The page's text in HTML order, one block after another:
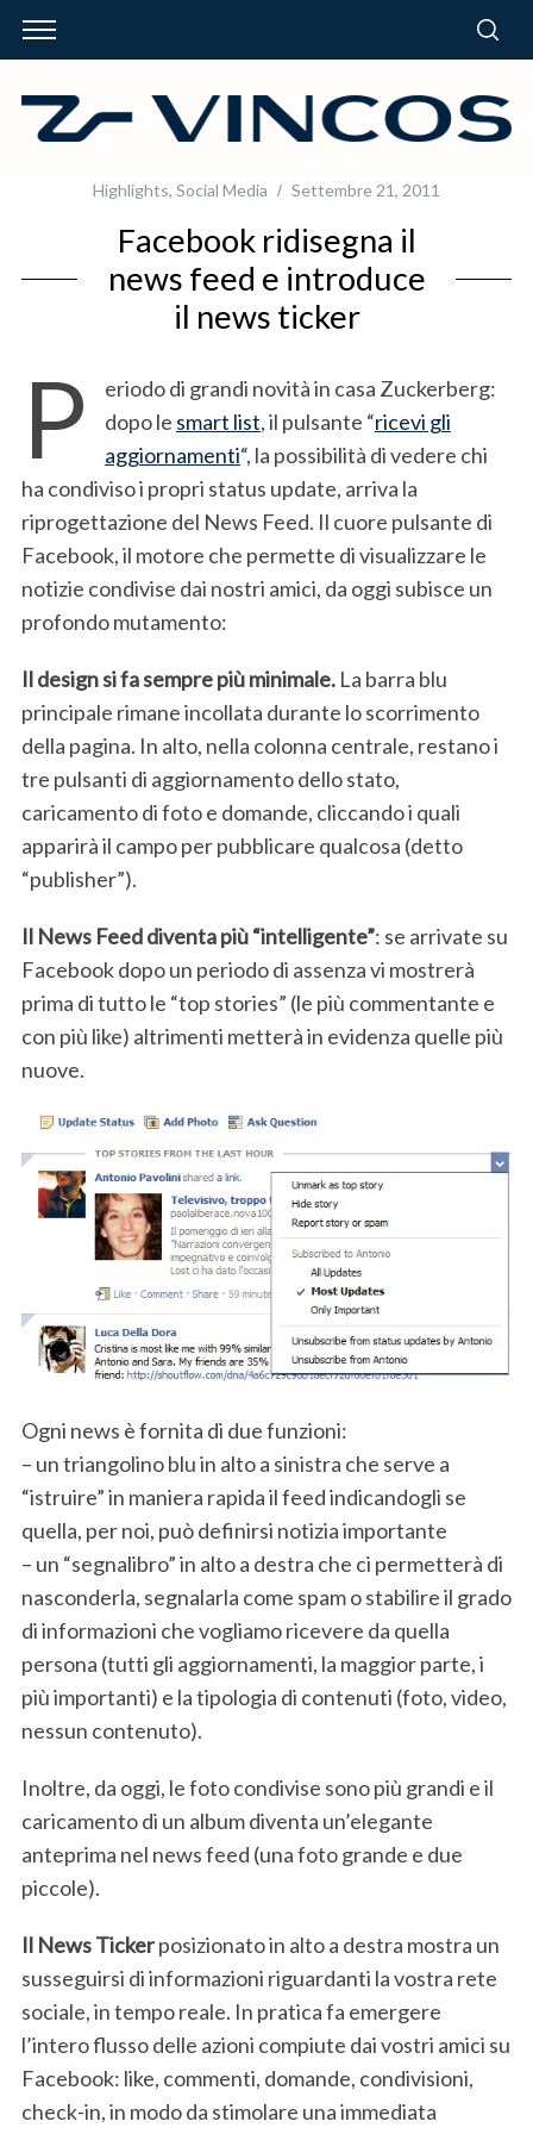
Highlights, Social Media Settembre 21, 2011
Facebook ridisegna il
news feed e introduce
il news ticker
P
eriodo di grandi novità in casa Zuckerberg:
dopo le smart list, il pulsante “ricevi gli
aggiornamenti“, la possibilità di vedere chi
ha condiviso i propri status update, arriva la
riprogettazione del News Feed. Il cuore pulsante di
Facebook, il motore che permette di visualizzare le
notizie condivise dai nostri amici, da oggi subisce un
profondo mutamento:
Il design si fa sempre più minimale.La barra blu
principale rimane incollata durante lo scorrimento
della pagina. In alto, nella colonna centrale, restano i
tre pulsanti di aggiornamento dello stato,
caricamento di foto e domande, cliccando i quali
apparirà il campo per pubblicare qualcosa (detto
“publisher”).
Il News Feed diventa più “intelligente”: se arrivate su
Facebook dopo un periodo di assenza vi mostrerà
prima di tutto le “top stories” (le più commentante e
con più like) altrimenti metterà in evidenza quelle più
nuove.
Ogni news è fornita di due funzioni:
– un triangolino blu in alto a sinistra che serve a
“istruire” in maniera rapida il feed indicandogli se
quella, per noi, può definirsi notizia importante
– un “segnalibro” in alto a destra che ci permetterà di
nasconderla, segnalarla come spam o stabilire il grado
di informazioni che vogliamo ricevere da quella
persona (tutti gli aggiornamenti, la maggior parte, i
più importanti) e la tipologia di contenuti (foto, video,
nessun contenuto).
Inoltre, da oggi, le foto condivise sono più grandi e il
caricamento di un album diventa un’elegante
anteprima nel news feed (una foto grande e due
piccole).
Il News Tickerposizionato in alto a destra mostra un
susseguirsi di informazioni riguardanti la vostra rete
sociale, in tempo reale. In pratica fa emergere
l’intero flusso delle azioni compiute dai vostri amici su
Facebook: like, commenti, domande, condivisioni,
check-in, in modo da stimolare una immediata